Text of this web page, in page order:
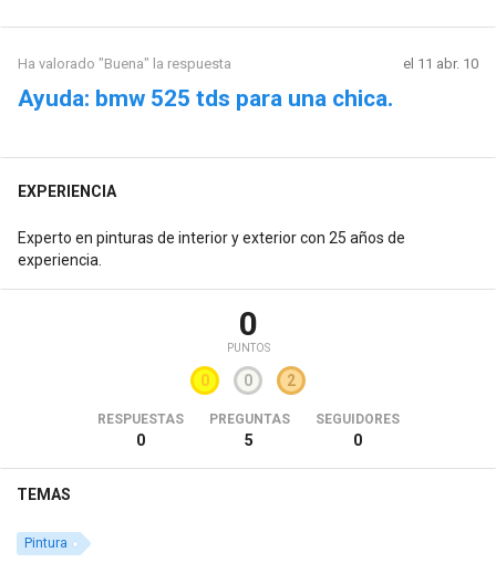
Ha valorado "Buena" la respuesta el 11 abr. 10
Ayuda: bmw 525 tds para una chica.
EXPERIENCIA
Experto en pinturas de interior y exterior con 25 años de
experiencia.
0
PUNTOS
0 0 2
RESPUESTAS
0
PREGUNTAS
5
SEGUIDORES
0
TEMAS
Pintura